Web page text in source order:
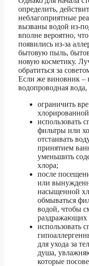
определить,
неблагоприятные
вызваны водой из-
вполне вероятно,
появились из-за
бытовую пыль,
новую косметику.
обратиться за
Если же виновник –
водопроводная
ограничить
использовать
фильтры или
отстаивать
принятием
уменьшить
хлора;
после
или
насыщенной
обмываться
водой, чтобы
раздражающих
использовать
для ухода за
душа,
которые